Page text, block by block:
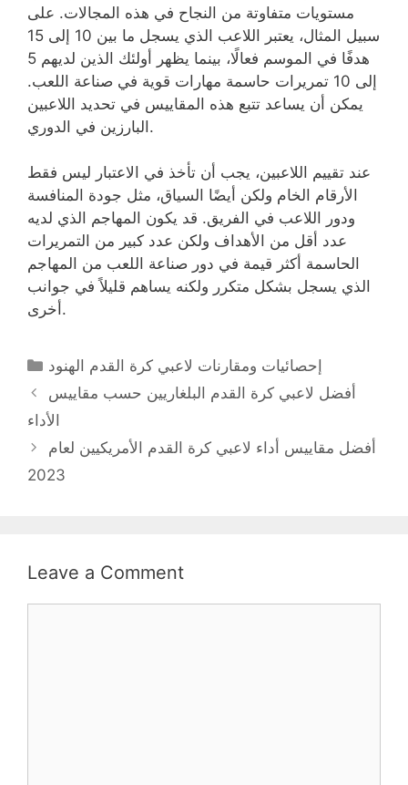
مستويات متفاوتة من النجاح في هذه المجالات. على
سبيل المثال، يعتبر اللاعب الذي يسجل ما بين 10 إلى 15
هدفًا في الموسم فعالًا، بينما يظهر أولئك الذين لديهم 5
إلى 10 تمريرات حاسمة مهارات قوية في صناعة اللعب.
يمكن أن يساعد تتبع هذه المقاييس في تحديد اللاعبين
البارزين في الدوري.
عند تقييم اللاعبين، يجب أن تأخذ في الاعتبار ليس فقط
الأرقام الخام ولكن أيضًا السياق، مثل جودة المنافسة
ودور اللاعب في الفريق. قد يكون المهاجم الذي لديه
عدد أقل من الأهداف ولكن عدد كبير من التمريرات
الحاسمة أكثر قيمة في دور صناعة اللعب من المهاجم
الذي يسجل بشكل متكرر ولكنه يساهم قليلاً في جوانب
أخرى.
Categories
إحصائيات ومقارنات لاعبي كرة القدم الهنود
أفضل لاعبي كرة القدم البلغاريين حسب مقاييس
الأداء
أفضل مقاييس أداء لاعبي كرة القدم الأمريكيين لعام
2023
Leave a Comment